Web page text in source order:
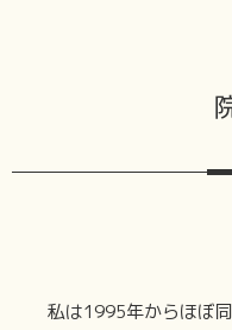
私は1995年からほぼ